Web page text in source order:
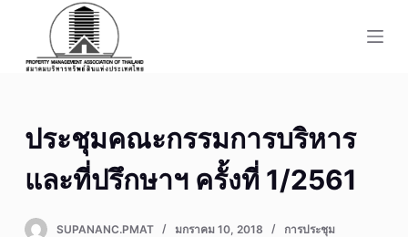
o
o
ประชุมคณะกรรมการบริหาร
และที่ปรึกษาฯ ครั้งที่ 1/2561
SUPANANC.PMAT มกราคม 10, 2018 การประชุม